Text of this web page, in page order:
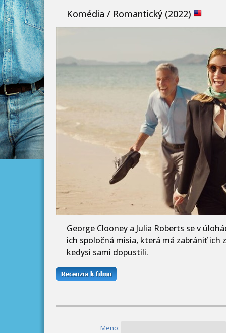
Komédia / Romantický (2022)
George Clooney a Julia Roberts se v
ich spoločná misia, která má zabrániť
kedysi sami dopustili.
Meno: